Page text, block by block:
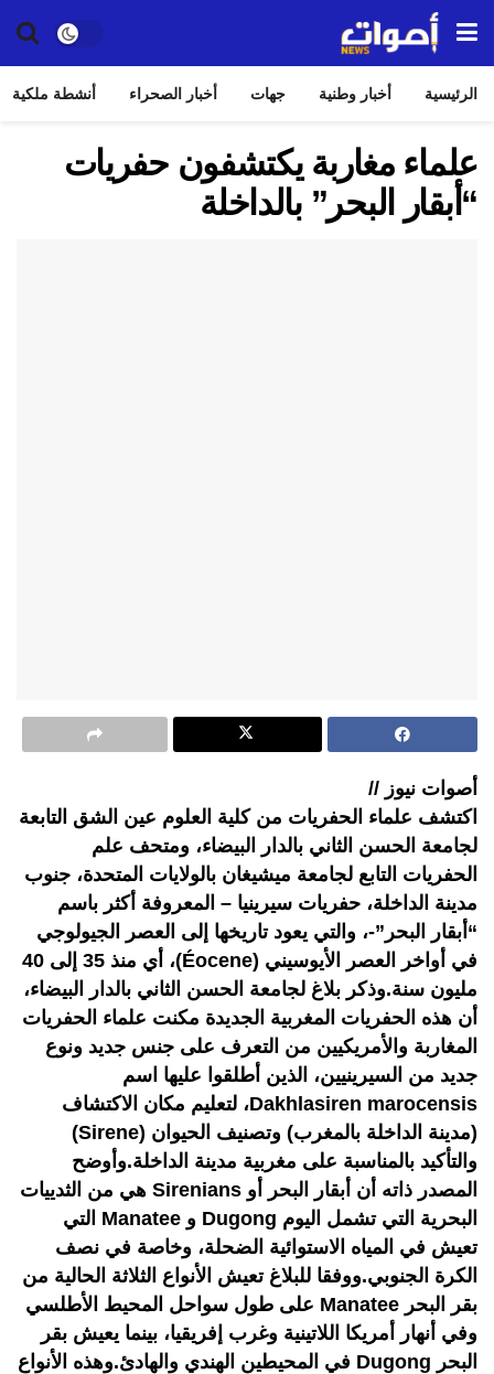
الرئيسية أخبار وطنية جهات أخبار الصحراء أنشطة ملكية
علماء مغاربة يكتشفون حفريات
“أبقار البحر” بالداخلة
أصوات نيوز //
اكتشف علماء الحفريات من كلية العلوم عين الشق التابعة
لجامعة الحسن الثاني بالدار البيضاء، ومتحف علم
الحفريات التابع لجامعة ميشيغان بالولايات المتحدة، جنوب
مدينة الداخلة، حفريات سيرينيا – المعروفة أكثر باسم
“أبقار البحر”-، والتي يعود تاريخها إلى العصر الجيولوجي
في أواخر العصر الأيوسيني (Éocene)، أي منذ 35 إلى 40
مليون سنة.وذكر بلاغ لجامعة الحسن الثاني بالدار البيضاء،
أن هذه الحفريات المغربية الجديدة مكنت علماء الحفريات
المغاربة والأمريكيين من التعرف على جنس جديد ونوع
جديد من السيرينيين، الذين أطلقوا عليها اسم
Dakhlasiren marocensis، لتعليم مكان الاكتشاف
(مدينة الداخلة بالمغرب) وتصنيف الحيوان (Sirene)
والتأكيد بالمناسبة على مغربية مدينة الداخلة.وأوضح
المصدر ذاته أن أبقار البحر أو Sirenians هي من الثدييات
البحرية التي تشمل اليوم Dugong و Manatee التي
تعيش في المياه الاستوائية الضحلة، وخاصة في نصف
الكرة الجنوبي.ووفقا للبلاغ تعيش الأنواع الثلاثة الحالية من
بقر البحر Manatee على طول سواحل المحيط الأطلسي
وفي أنهار أمريكا اللاتينية وغرب إفريقيا، بينما يعيش بقر
البحر Dugong في المحيطين الهندي والهادئ.وهذه الأنواع